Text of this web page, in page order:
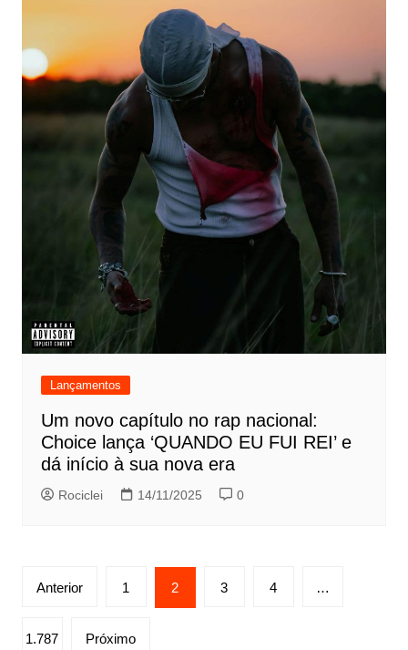
Lançamentos
Um novo capítulo no rap nacional:
Choice lança ‘QUANDO EU FUI REI’ e
dá início à sua nova era
Rociclei 14/11/2025 0
Paginação
posts
Anterior 1 2 3 4 …
1.787 Próximo